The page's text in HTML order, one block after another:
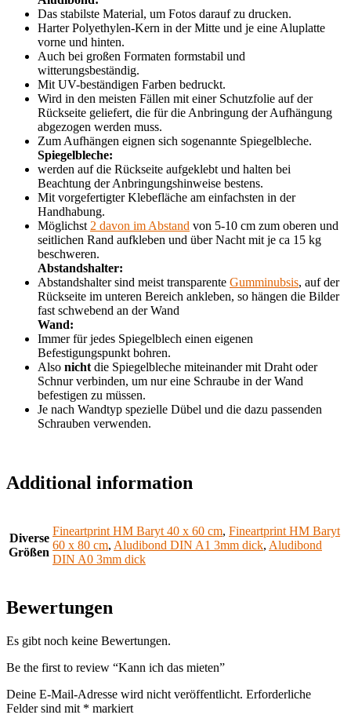
Das stabilste Material, um Fotos darauf zu drucken.
Harter Polyethylen-Kern in der Mitte und je eine Aluplatte
vorne und hinten.
Auch bei großen Formaten formstabil und
witterungsbeständig.
Mit UV-beständigen Farben bedruckt.
Wird in den meisten Fällen mit einer Schutzfolie auf der
Rückseite geliefert, die für die Anbringung der Aufhängung
abgezogen werden muss.
Zum Aufhängen eignen sich sogenannte Spiegelbleche.
Spiegelbleche:
werden auf die Rückseite aufgeklebt und halten bei
Beachtung der Anbringungshinweise bestens.
Mit vorgefertigter Klebefläche am einfachsten in der
Handhabung.
Möglichst 2 davon im Abstand von 5-10 cm zum oberen und
seitlichen Rand aufkleben und über Nacht mit je ca 15 kg
beschweren.
Abstandshalter:
Abstandshalter sind meist transparente Gumminubsis, auf der
Rückseite im unteren Bereich ankleben, so hängen die Bilder
fast schwebend an der Wand
Wand:
Immer für jedes Spiegelblech einen eigenen
Befestigungspunkt bohren.
Also nicht die Spiegelbleche miteinander mit Draht oder
Schnur verbinden, um nur eine Schraube in der Wand
befestigen zu müssen.
Je nach Wandtyp spezielle Dübel und die dazu passenden
Schrauben verwenden.
Additional information
Diverse
Größen
Fineartprint HM Baryt 40 x 60 cm, Fineartprint HM Baryt
60 x 80 cm, Aludibond DIN A1 3mm dick, Aludibond
DIN A0 3mm dick
Bewertungen
Es gibt noch keine Bewertungen.
Be the first to review “Kann ich das mieten”
Deine E-Mail-Adresse wird nicht veröffentlicht. Erforderliche
Felder sind mit * markiert